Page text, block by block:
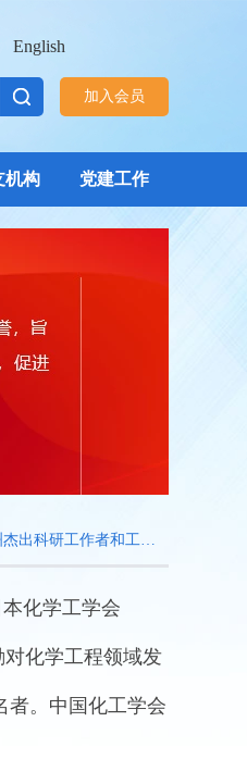
English
加入会员
机构 党建工作
亚洲杰出科研工作者和工程师奖
本化学工学会
对化学工程领域发
者。中国化工学会